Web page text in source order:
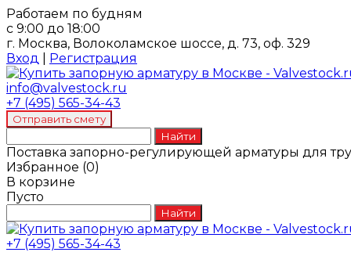
Работаем по будням
с 9:00 до 18:00
г. Москва, Волоколамское шоссе, д. 73, оф. 329
Вход
Регистрация
info@valvestock.ru
+7 (495) 565-34-43
Поставка запорно-регулирующей арматуры для
Избранное (0)
В корзине
Пусто
+7 (495) 565-34-43